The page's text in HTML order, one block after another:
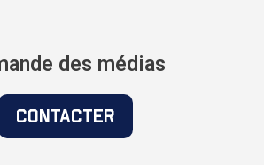
des médias
Contacter